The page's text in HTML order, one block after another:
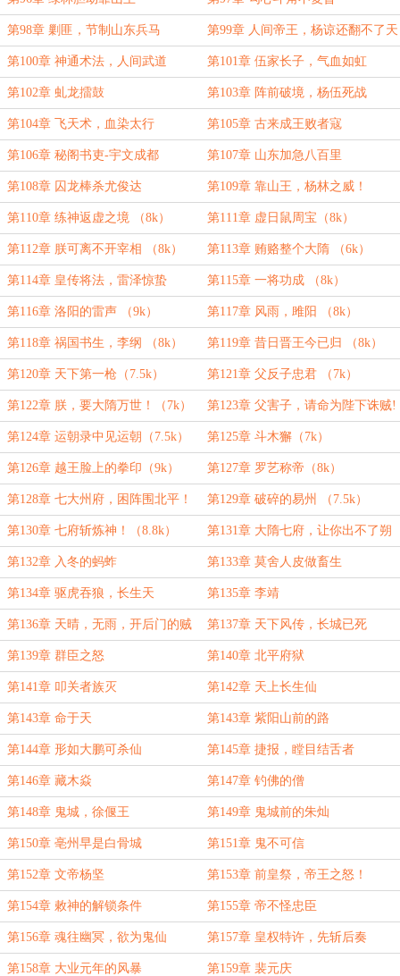
第98章 剿匪，节制山东兵马 第99章 人间帝王，杨谅还翻不了天
第100章 神通术法，人间武道 第101章 伍家长子，气血如虹
第102章 虬龙擂鼓 第103章 阵前破境，杨伍死战
第104章 飞天术，血染太行 第105章 古来成王败者寇
第106章 秘阁书吏-宇文成都 第107章 山东加急八百里
第108章 囚龙棒杀尤俊达 第109章 靠山王，杨林之威！
（8k）
第110章 练神返虚之境 （8k） 第111章 虚日鼠周宝（8k）
第112章 朕可离不开宰相 （8k） 第113章 贿赂整个大隋 （6k）
第114章 皇传将法，雷泽惊蛰
（8k）
第115章 一将功成 （8k）
第116章 洛阳的雷声 （9k） 第117章 风雨，雎阳 （8k）
第118章 祸国书生，李纲 （8k） 第119章 昔日晋王今已归 （8k）
第120章 天下第一枪（7.5k） 第121章 父反子忠君 （7k）
第122章 朕，要大隋万世！（7k） 第123章 父害子，请命为陛下诛贼!
（8k）
第124章 运朝录中见运朝（7.5k） 第125章 斗木獬（7k）
第126章 越王脸上的拳印（9k） 第127章 罗艺称帝（8k）
第128章 七大州府，困阵围北平！
（4k）
第129章 破碎的易州 （7.5k）
第130章 七府斩炼神！（8.8k） 第131章 大隋七府，让你出不了朔
州！
第132章 入冬的蚂蚱 第133章 莫舍人皮做畜生
第134章 驱虎吞狼，长生天 第135章 李靖
第136章 天晴，无雨，开后门的贼 第137章 天下风传，长城已死
第139章 群臣之怒 第140章 北平府狱
第141章 叩关者族灭 第142章 天上长生仙
第143章 命于天 第143章 紫阳山前的路
第144章 形如大鹏可杀仙 第145章 捷报，瞠目结舌者
第146章 藏木焱 第147章 钓佛的僧
第148章 鬼城，徐偃王 第149章 鬼城前的朱灿
第150章 亳州早是白骨城 第151章 鬼不可信
第152章 文帝杨坚 第153章 前皇祭，帝王之怒！
第154章 敕神的解锁条件 第155章 帝不怪忠臣
第156章 魂往幽冥，欲为鬼仙 第157章 皇权特许，先斩后奏
第158章 大业元年的风暴 第159章 裴元庆